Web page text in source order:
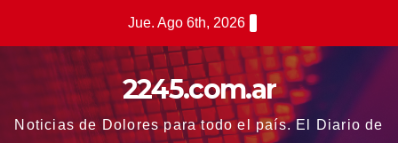
Jue. Ago 6th, 2026
2245.com.ar
Noticias de Dolores para todo el país. El Diario de